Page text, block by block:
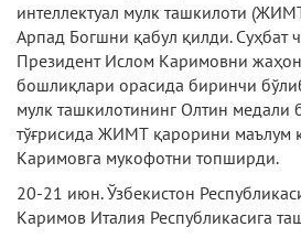
интеллектуал мулк ташкилоти
Арпад Богшни қабул қилди. Суҳбат
Президент Ислом Каримовни
бошлиқлари орасида биринчи
мулк ташкилотининг Олтин медали
тўғрисида ЖИМТ қарорини маълум
Каримовга мукофотни топширди.
20-21 июн. Ўзбекистон
Каримов Италия Республикасига